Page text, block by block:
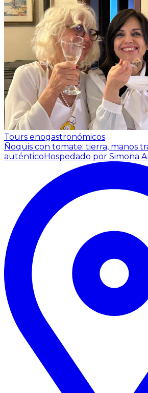
Tours enogastronómicos
Ñoquis con tomate: tierra, manos
auténticoHospedado por Simona